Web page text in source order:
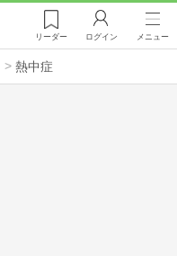
リーダー ログイン メニュー
熱中症